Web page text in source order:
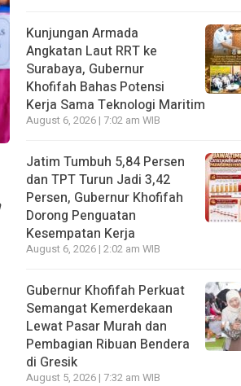
Kunjungan Armada
Angkatan Laut RRT ke
Surabaya, Gubernur
Khofifah Bahas Potensi
Kerja Sama Teknologi Maritim
August 6, 2026 | 7:02 am WIB
Jatim Tumbuh 5,84 Persen
dan TPT Turun Jadi 3,42
Persen, Gubernur Khofifah
Dorong Penguatan
Kesempatan Kerja
August 6, 2026 | 2:02 am WIB
Gubernur Khofifah Perkuat
Semangat Kemerdekaan
Lewat Pasar Murah dan
Pembagian Ribuan Bendera
di Gresik
August 5, 2026 | 7:32 am WIB